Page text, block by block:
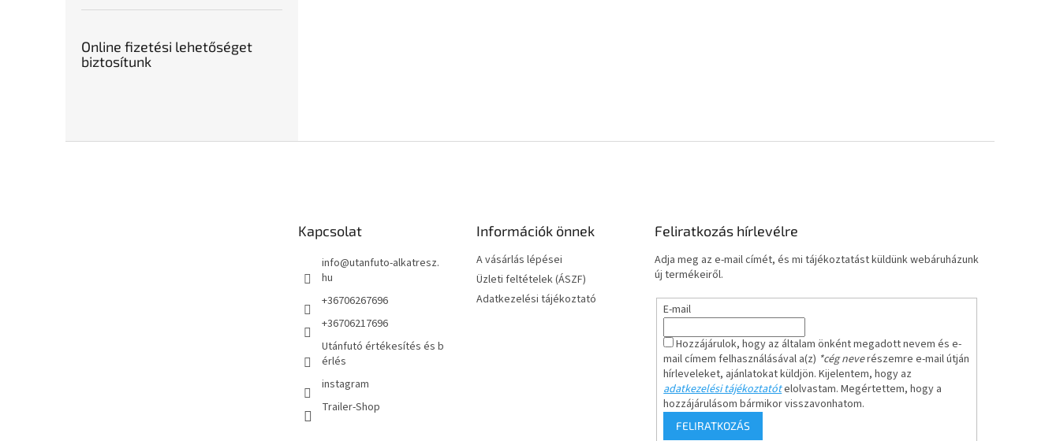
Online fizetési lehetőséget
biztosítunk
Kapcsolat
info@utanfuto-alkatresz.
hu
+36706267696
+36706217696
Utánfutó értékesítés és b
érlés
instagram
Trailer-Shop
Információk önnek
A vásárlás lépései
Üzleti feltételek (ÁSZF)
Adatkezelési tájékoztató
Feliratkozás hírlevélre
Adja meg az e-mail címét, és mi tájékoztatást küldünk webáruházunk
új termékeiről.
E-mail
Hozzájárulok, hogy az általam önként megadott nevem és e-
mail címem felhasználásával a(z) *cég neverészemre e-mail útján
hírleveleket, ajánlatokat küldjön. Kijelentem, hogy az
adatkezelési tájékoztatótelolvastam. Megértettem, hogy a
hozzájárulásom bármikor visszavonhatom.
FELIRATKOZÁS